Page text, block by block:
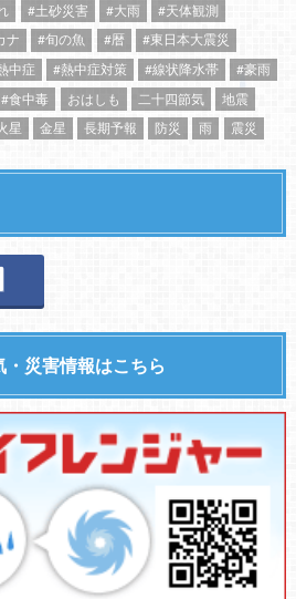
#土砂災害 #大雨
#天体観測
ナ #旬の魚 #暦
#東日本大震災
中症 #熱中症対策 #線状降水帯
#豪雨
#食中毒 おはしも 二十四節気
地震
星 金星 長期予報 防災 雨 震災
災害情報はこちら